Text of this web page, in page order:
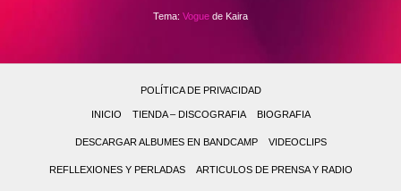
Tema: Vogue de Kaira
POLÍTICA DE PRIVACIDAD
INICIO TIENDA – DISCOGRAFIA BIOGRAFIA
DESCARGAR ALBUMES EN BANDCAMP VIDEOCLIPS
REFLLEXIONES Y PERLADAS ARTICULOS DE PRENSA Y RADIO